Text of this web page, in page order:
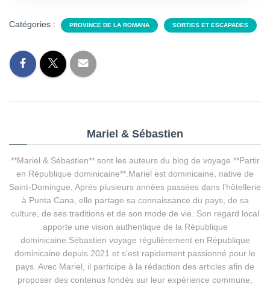
Catégories : PROVINCE DE LA ROMANA SORTIES ET ESCAPADES
Mariel & Sébastien
**Mariel & Sébastien** sont les auteurs du blog de voyage **Partir
en République dominicaine**.Mariel est dominicaine, native de
Saint-Domingue. Après plusieurs années passées dans l'hôtellerie
à Punta Cana, elle partage sa connaissance du pays, de sa
culture, de ses traditions et de son mode de vie. Son regard local
apporte une vision authentique de la République
dominicaine.Sébastien voyage régulièrement en République
dominicaine depuis 2021 et s'est rapidement passionné pour le
pays. Avec Mariel, il participe à la rédaction des articles afin de
proposer des contenus fondés sur leur expérience commune,